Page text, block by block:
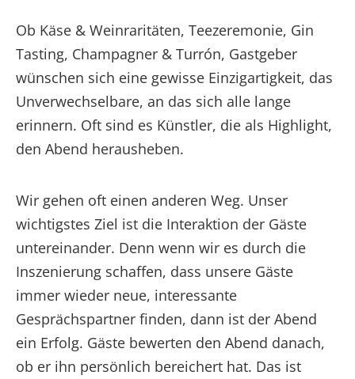
Ob Käse & Weinraritäten, Teezeremonie, Gin
Tasting, Champagner & Turrón, Gastgeber
wünschen sich eine gewisse Einzigartigkeit, das
Unverwechselbare, an das sich alle lange
erinnern. Oft sind es Künstler, die als Highlight,
den Abend herausheben.
Wir gehen oft einen anderen Weg. Unser
wichtigstes Ziel ist die Interaktion der Gäste
untereinander. Denn wenn wir es durch die
Inszenierung schaffen, dass unsere Gäste
immer wieder neue, interessante
Gesprächspartner finden, dann ist der Abend
ein Erfolg. Gäste bewerten den Abend danach,
ob er ihn persönlich bereichert hat. Das ist